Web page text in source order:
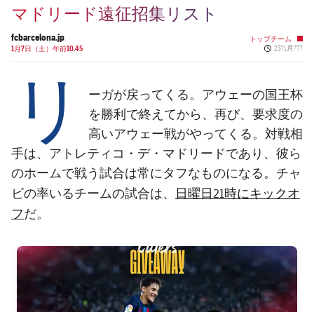
結果
順位表
スケジュール
チケット
結果
順位表
PLUSICON
LABEL.ARIA.PLUS
スケジュール
チケット
結果
順位表
PLUSICON
LABEL.ARIA.PLUS
トップチーム
plusicon
label.aria.plus
スケジュール
結果
マドリード遠征招集リスト
fcbarcelona.jp
1月7日（土）午前10.45
トップチーム
Published
23?1月?7?
リ
ーガが戻ってくる。アウェーの国王杯
を勝利で終えてから、再び、要求度の
高いアウェー戦がやってくる。対戦相
手は、アトレティコ・デ・マドリードであり、彼ら
のホームで戦う試合は常にタフなものになる。チャ
ビの率いるチームの試合は、 日曜日21時にキックオ
フだ。
FC Barcelona club badge